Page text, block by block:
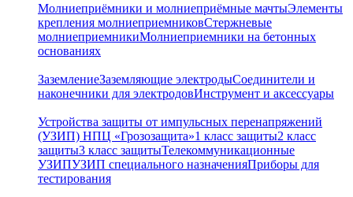
Молниеприёмники и молниеприёмные мачтыЭлементы
крепления молниеприемниковСтержневые
молниеприемникиМолниеприемники на бетонных
основаниях
ЗаземлениеЗаземляющие электродыСоединители и
наконечники для электродовИнструмент и аксессуары
Устройства защиты от импульсных перенапряжений
(УЗИП) НПЦ «Грозозащита»1 класс защиты2 класс
защиты3 класс защитыТелекоммуникационные
УЗИПУЗИП специального назначенияПриборы для
тестирования